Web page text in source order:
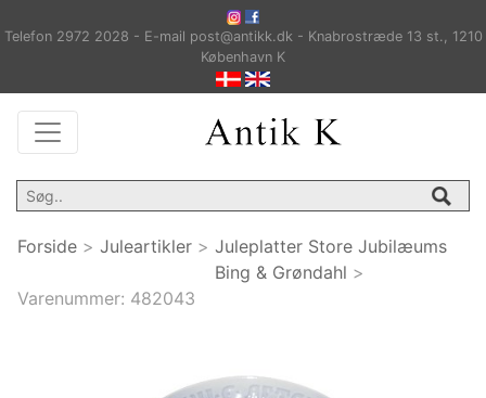
Telefon 2972 2028 - E-mail post@antikk.dk - Knabrostræde 13 st., 1210
København K
Forside > Juleartikler > Juleplatter Store Jubilæums
Bing & Grøndahl >
Varenummer: 482043